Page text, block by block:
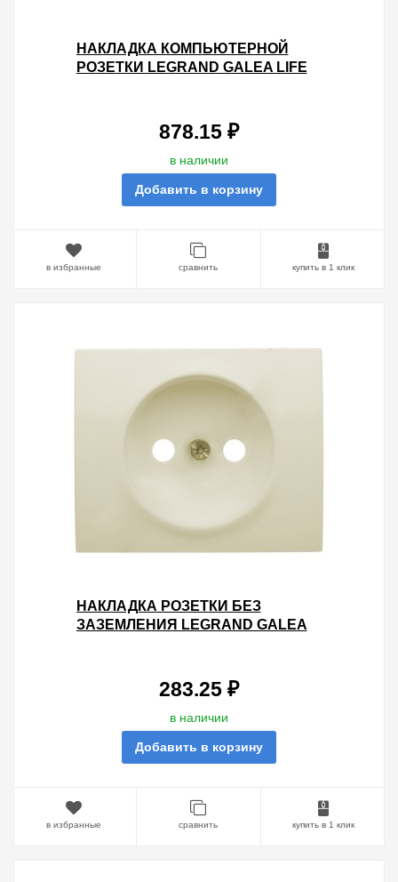
НАКЛАДКА КОМПЬЮТЕРНОЙ
РОЗЕТКИ LEGRAND GALEA LIFE
878.15 ₽
в наличии
Добавить в корзину
в избранные сравнить купить в 1 клик
НАКЛАДКА РОЗЕТКИ БЕЗ
ЗАЗЕМЛЕНИЯ LEGRAND GALEA
283.25 ₽
в наличии
Добавить в корзину
в избранные сравнить купить в 1 клик